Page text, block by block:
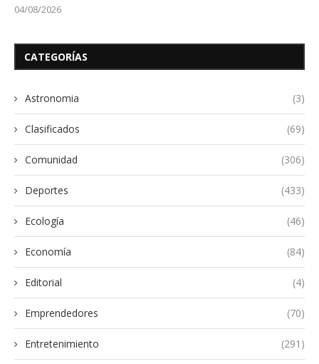
04/08/2026
CATEGORÍAS
Astronomia (3)
Clasificados (69)
Comunidad (306)
Deportes (433)
Ecología (46)
Economía (84)
Editorial (4)
Emprendedores (70)
Entretenimiento (291)